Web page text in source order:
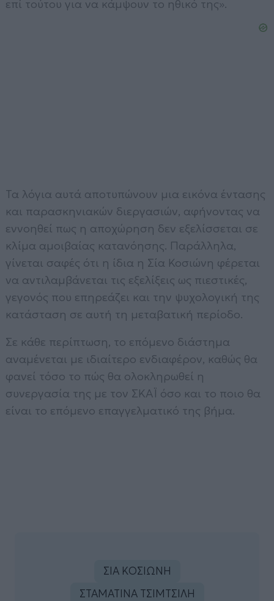
επί τούτου για να κάμψουν το ηθικό της».
Τα λόγια αυτά αποτυπώνουν μια εικόνα έντασης
και παρασκηνιακών διεργασιών, αφήνοντας να
εννοηθεί πως η αποχώρηση δεν εξελίσσεται σε
κλίμα αμοιβαίας κατανόησης. Παράλληλα,
γίνεται σαφές ότι η ίδια η Σία Κοσιώνη φέρεται
να αντιλαμβάνεται τις εξελίξεις ως πιεστικές,
γεγονός που επηρεάζει και την ψυχολογική της
κατάσταση σε αυτή τη μεταβατική περίοδο.
Σε κάθε περίπτωση, το επόμενο διάστημα
αναμένεται με ιδιαίτερο ενδιαφέρον, καθώς θα
φανεί τόσο το πώς θα ολοκληρωθεί η
συνεργασία της με τον ΣΚΑΪ όσο και το ποιο θα
είναι το επόμενο επαγγελματικό της βήμα.
ΣΙΑ ΚΟΣΙΩΝΗ
ΣΤΑΜΑΤΙΝΑ ΤΣΙΜΤΣΙΛΗ